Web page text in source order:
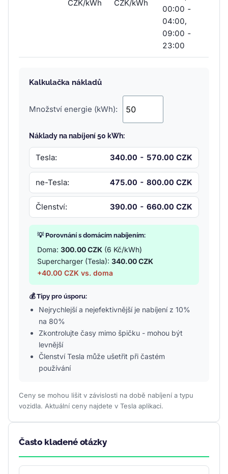
CZK/kWh CZK/kWh
00:00 -
04:00,
09:00 -
23:00
Kalkulačka nákladů
Množství energie (kWh):
Náklady na nabíjení 50 kWh:
Tesla: 340.00 - 570.00 CZK
ne-Tesla: 475.00 - 800.00 CZK
Členství: 390.00 - 660.00 CZK
💡 Porovnání s domácím nabíjením:
Doma: 300.00 CZK (6 Kč/kWh)
Supercharger (Tesla): 340.00 CZK
+40.00 CZK vs. doma
💰 Tipy pro úsporu:
Nejrychlejší a nejefektivnější je nabíjení z 10%
na 80%
Zkontrolujte časy mimo špičku - mohou být
levnější
Členství Tesla může ušetřit při častém
používání
Ceny se mohou lišit v závislosti na době nabíjení a typu
vozidla. Aktuální ceny najdete v Tesla aplikaci.
Často kladené otázky